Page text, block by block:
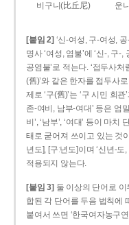
비구니(比丘尼)
운
[붙임 2] ‘신-여성, 구-여성,
명사 ‘여성, 염불’에 ‘신-, 구-
공염불’로 적는다. ‘접두사처
(舊)’와 같은 한자를 접두사
제로 ‘구(舊)’는 ‘구 시민 회
존­-여비, 남부-­여대’ 등은 엄
비’, ‘남부’, ‘여대’ 등이 마
태로 굳어져 쓰이고 있는 것
년도], [구ː년도]이며 ‘신년­-
적용되지 않는다.
[붙임 3] 둘 이상의 단어로
합된 각 단어를 두음 법칙에
붙여서 쓰면 ‘한국여자농구